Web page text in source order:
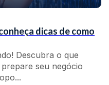
dicas de como
Descubra o que
seu negócio